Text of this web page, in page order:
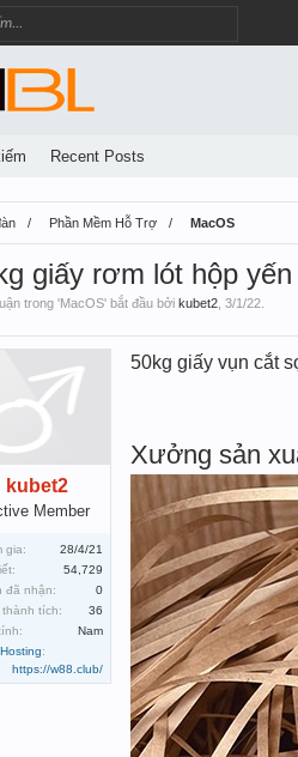
Phần Mềm Hỗ Trợ MacOS
giấy rơm lót hộp
trong 'MacOS' bắt đầu bởi kubet2 3/1/22
kubet2
Member
gia:
28/4/21
54,729
đã nhận:
0
thành tích:
36
Nam
:
https://w88.club/
50kg giấy vụn cắt
Xưởng sản
Recent Posts